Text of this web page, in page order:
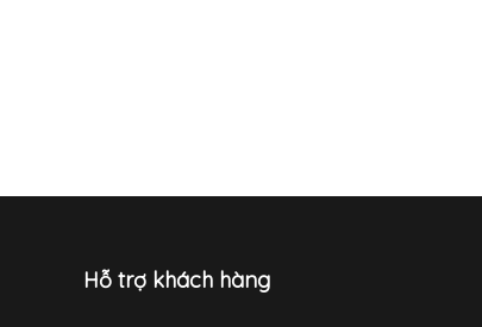
Hỗ trợ khách hàng